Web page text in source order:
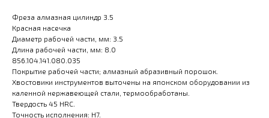
Фреза алмазная цилиндр 3.5
Красная насечка
Диаметр рабочей части, мм: 3.5
Длина рабочей части, мм: 8.0
856.104.141.080.035
Покрытие рабочей части; алмазный абразивный порошок.
Хвостовики инструментов выточены на японском оборудовании из
каленной нержавеющей стали, термообработаны.
Твердость 45 HRC.
Точность исполнения: H7.